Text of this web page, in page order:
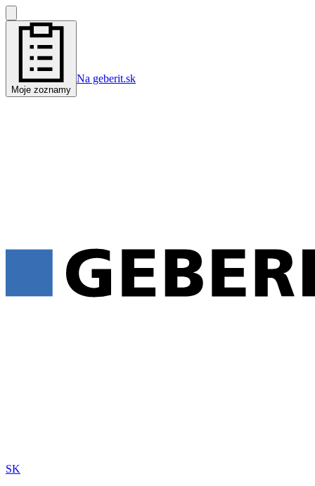
Moje zoznamy
Na geberit.sk
SK